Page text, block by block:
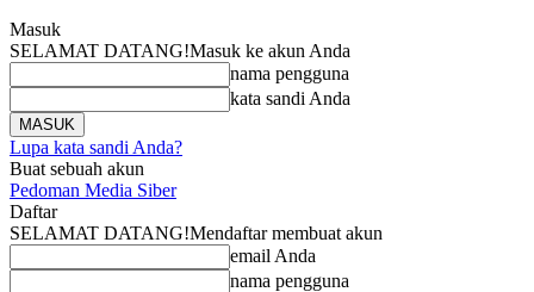
Masuk
SELAMAT DATANG!Masuk ke akun Anda
nama pengguna
kata sandi Anda
Lupa kata sandi Anda?
Buat sebuah akun
Pedoman Media Siber
Daftar
SELAMAT DATANG!Mendaftar membuat akun
email Anda
nama pengguna